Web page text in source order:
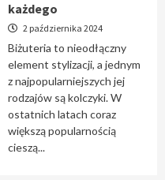
każdego
2 października 2024
Biżuteria to nieodłączny
element stylizacji, a jednym
z najpopularniejszych jej
rodzajów są kolczyki. W
ostatnich latach coraz
większą popularnością
cieszą...